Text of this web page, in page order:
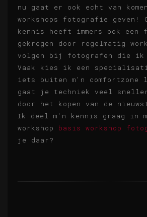
nu gaat er ook echt van
workshops fotografie geven!
kennis heeft immers ook een
gekregen door regelmatig
volgen bij fotografen die ik
Vaak kies ik een
iets buiten m'n comfortzone
gaat je techniek veel
door het kopen van de
Ik deel m'n kennis graag in
workshop basis workshop
je daar?